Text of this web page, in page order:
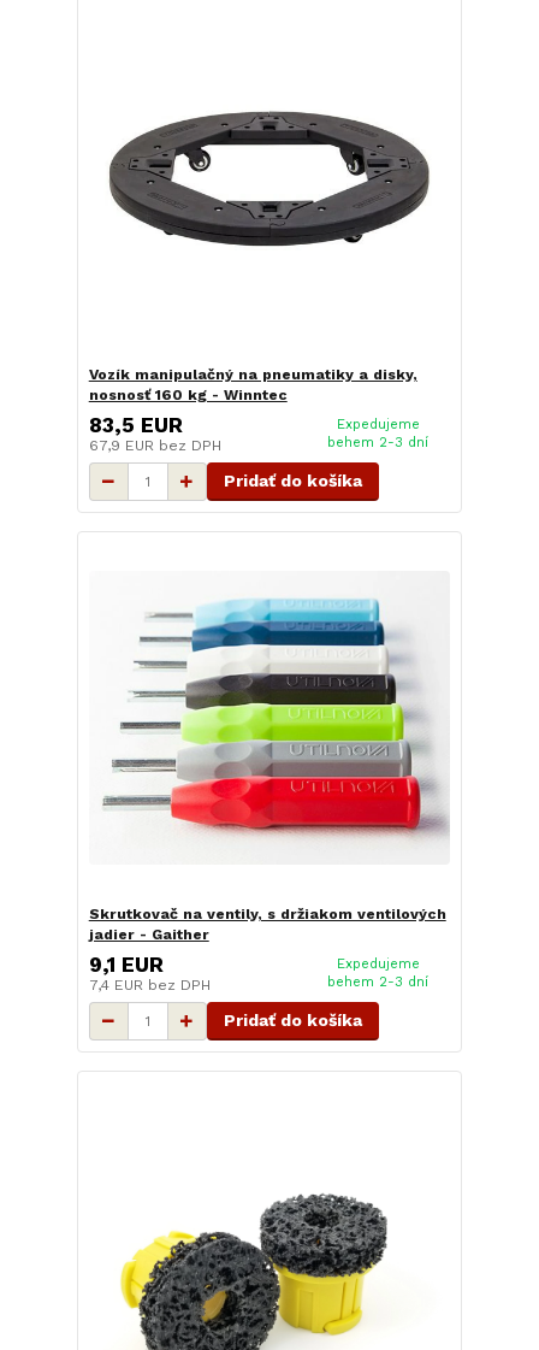
Vozík manipulačný na pneumatiky a disky,
nosnosť 160 kg - Winntec
83,5 EUR
67,9 EUR bez DPH
Expedujeme
behem 2-3 dní
Pridať do košíka
Skrutkovač na ventily, s držiakom ventilových
jadier - Gaither
9,1 EUR
7,4 EUR bez DPH
Expedujeme
behem 2-3 dní
Pridať do košíka